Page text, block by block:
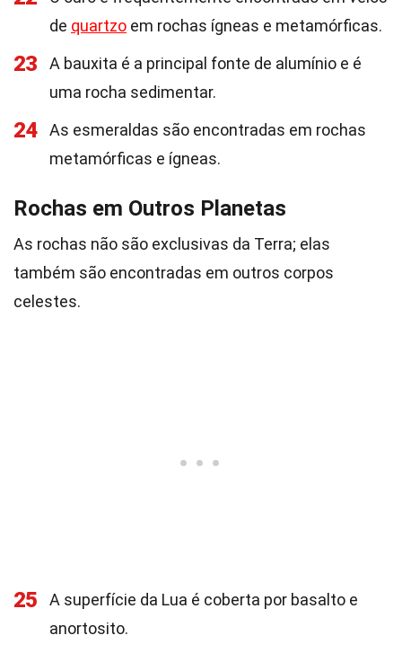
de quartzo em rochas ígneas e metamórficas.
23
A bauxita é a principal fonte de alumínio e é
uma rocha sedimentar.
24
As esmeraldas são encontradas em rochas
metamórficas e ígneas.
Rochas em Outros Planetas
As rochas não são exclusivas da Terra; elas
também são encontradas em outros corpos
celestes.
25
A superfície da Lua é coberta por basalto e
anortosito.